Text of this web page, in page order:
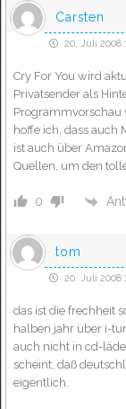
Carsten
20. Juli 2008
Cry For You wird
Privatsender als
Programmvorschau
hoffe ich, dass auch
ist auch über
Quellen, um den
0
tom
20. Juli 2008
das ist die frechheit
halben jahr über i-
auch nicht in cd-
scheint, daß
eigentlich.